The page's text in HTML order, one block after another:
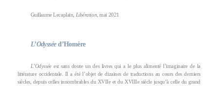
Guillaume Lecaplain, Libération , mai 2021
L’Odysséed’Homère
L’Odysséeest sans doute un des livres qui a le plus alimenté l’imaginaire de la
littérature occidentale. Il a été l’objet de dizaines de traductions au cours des derniers
siècles, depuis celles innombrables du XVIIe et du XVIIIe siècle jusqu’à celle du grand